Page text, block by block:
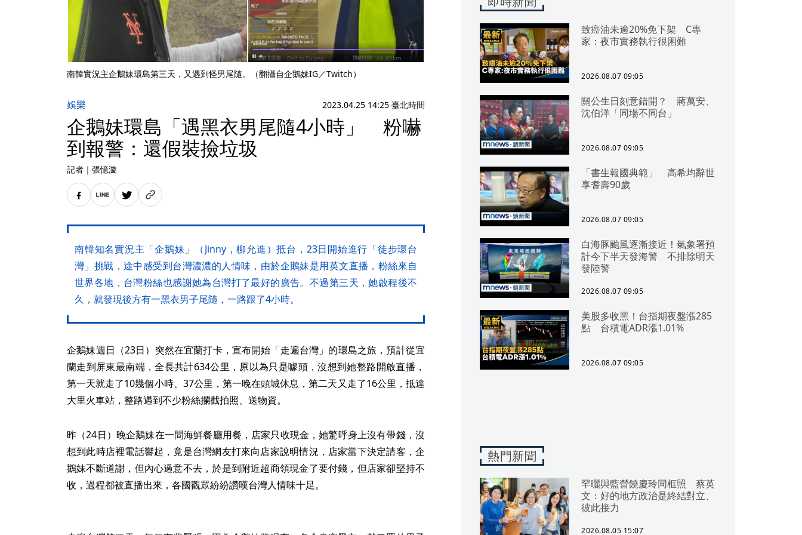
南韓實況主企鵝妹環島第三天，又遇到怪男尾隨。（翻攝自企鵝妹IG／Twitch）
娛樂 2023.04.25 14:25 臺北時間
企鵝妹環島「遇黑衣男尾隨4小時」 粉嚇
到報警：還假裝撿垃圾
記者 ｜ 張憶漩
南韓知名實況主「企鵝妹」（Jinny，柳允進）抵台，23日開始進行「徒步環台
灣」挑戰，途中感受到台灣濃濃的人情味，由於企鵝妹是用英文直播，粉絲來自
世界各地，台灣粉絲也感謝她為台灣打了最好的廣告。不過第三天，她啟程後不
久，就發現後方有一黑衣男子尾隨，一路跟了4小時。
企鵝妹週日（23日）突然在宜蘭打卡，宣布開始「走遍台灣」的環島之旅，預計從宜
蘭走到屏東最南端，全長共計634公里，原以為只是噱頭，沒想到她整路開啟直播，
第一天就走了10幾個小時、37公里，第一晚在頭城休息，第二天又走了16公里，抵達
大里火車站，整路遇到不少粉絲攔截拍照、送物資。
昨（24日）晚企鵝妹在一間海鮮餐廳用餐，店家只收現金，她驚呼身上沒有帶錢，沒
想到此時店裡電話響起，竟是台灣網友打來向店家說明情況，店家當下決定請客，企
鵝妹不斷道謝，但內心過意不去，於是到附近超商領現金了要付錢，但店家卻堅持不
收，過程都被直播出來，各國觀眾紛紛讚嘆台灣人情味十足。
致癌油未逾20%免下架 C專
家：夜市實務執行很困難
2026.08.07 09:05
關公生日刻意錯開？ 蔣萬安、
沈伯洋「同場不同台」
2026.08.07 09:05
「書生報國典範」 高希均辭世
享耆壽90歲
2026.08.07 09:05
白海豚颱風逐漸接近！氣象署預
計今下半天發海警 不排除明天
發陸警
2026.08.07 09:05
美股多收黑！台指期夜盤漲285
點 台積電ADR漲1.01%
2026.08.07 09:05
熱門新聞
罕曬與藍營饒慶玲同框照 蔡英
文：好的地方政治是終結對立、
彼此接力
2026.08.05 15:07